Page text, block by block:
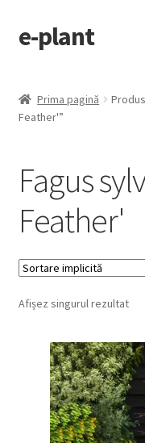
Sari
la
Sari
la
e-plant
Categorii produse
Checkout
Prima pagină
Feather'”
Fagus
Feather'
Afișez singurul rezultat